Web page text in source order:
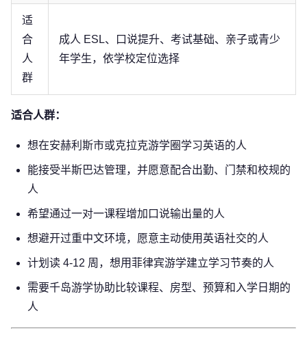
适
合
人
群
成人 ESL、口说提升、考试基础、亲子或青少
年学生，依学校定位选择
适合人群：
想在安赫利斯市或克拉克游学圈学习英语的人
能接受半斯巴达管理，并愿意配合出勤、门禁和校规的
人
希望通过一对一课程增加口说输出量的人
想避开过重中文环境，愿意主动使用英语社交的人
计划读 4-12 周，想用菲律宾游学建立学习节奏的人
需要千岛游学协助比较课程、房型、预算和入学日期的
人